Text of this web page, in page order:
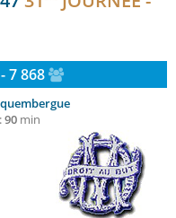
7 868
90min